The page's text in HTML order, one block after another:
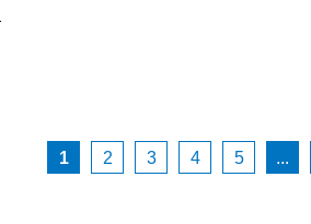
1 2 3 4 5 ...